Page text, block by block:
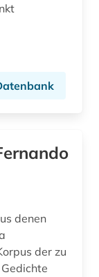
denen
der zu